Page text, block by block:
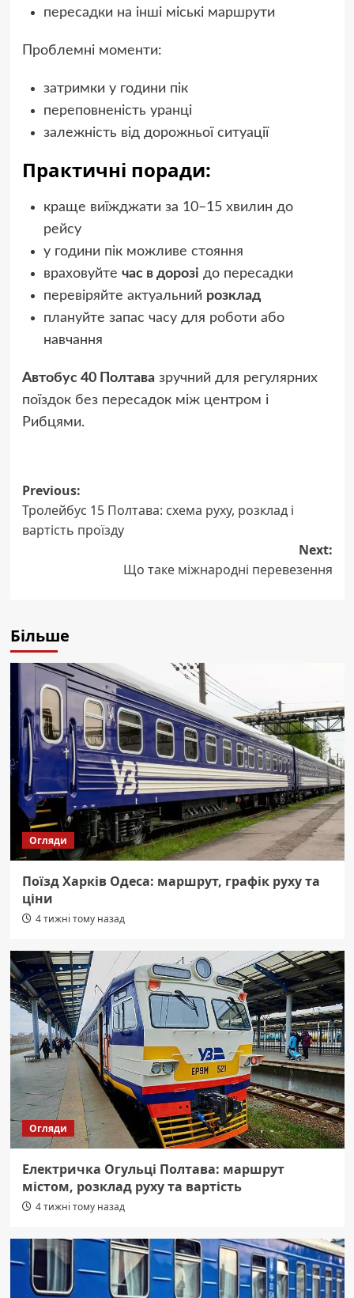
пересадки на інші міські маршрути
Проблемні моменти:
затримки у години пік
переповненість уранці
залежність від дорожньої ситуації
Практичні поради:
краще виїжджати за 10–15 хвилин до
рейсу
у години пік можливе стояння
враховуйте час в дорозі до пересадки
перевіряйте актуальний розклад
плануйте запас часу для роботи або
навчання
Автобус 40 Полтавазручний для регулярних
поїздок без пересадок між центром і
Рибцями.
Post
navigation
Previous:
Тролейбус 15 Полтава: схема руху, розклад і
вартість проїзду
Next:
Що таке міжнародні перевезення
Більше
Огляди
Поїзд Харків Одеса: маршрут, графік руху та
ціни
4 тижні тому назад
Огляди
Електричка Огульці Полтава: маршрут
містом, розклад руху та вартість
4 тижні тому назад